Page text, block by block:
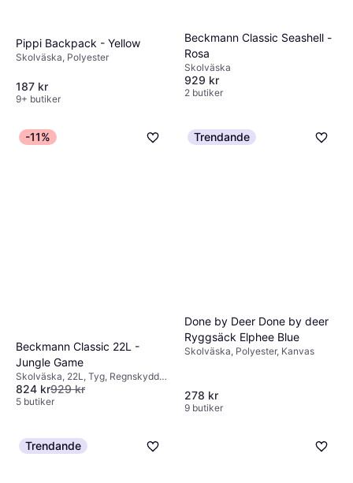
Pippi Backpack - Yellow
Skolväska, Polyester
187 kr
9+ butiker
Beckmann Classic Seashell -
Rosa
Skolväska
929 kr
2 butiker
-11%
Beckmann Classic 22L -
Jungle Game
Skolväska, 22L, Tyg, Regnskydd,
Höftrem, Bröstrem
824 kr929 kr
5 butiker
Trendande
Done by Deer Done by deer
Ryggsäck Elphee Blue
Skolväska, Polyester, Kanvas
278 kr
9 butiker
Trendande